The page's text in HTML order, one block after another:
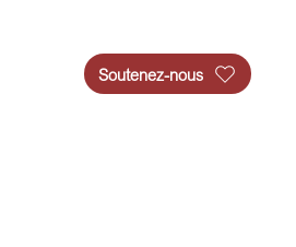
Soutenez-nous